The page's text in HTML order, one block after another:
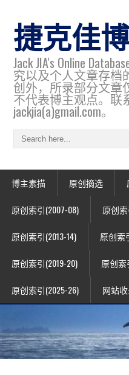
捷克佳
Jack JIA's Online
究以及个人文章存档
创外，所录部分文章
不代表博主观点。联
jackjia(a)gmail.com。
博主素描 原创摘选
原创索引(2007-08) 原创
原创索引(2013-14) 原创索
原创索引(2019-20) 原创索
原创索引(2025-26) 网站